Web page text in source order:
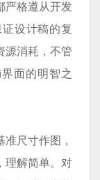
严格遵从开发
设计稿的复
源消耗，不管
面的明智之
尺寸作图，
理解简单。对